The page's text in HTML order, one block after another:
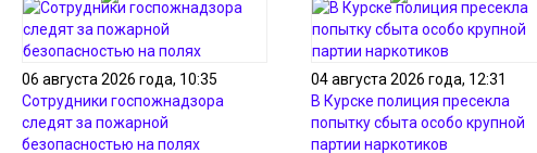
06 августа 2026 года, 10:35
Сотрудники госпожнадзора
следят за пожарной
безопасностью на полях
04 августа 2026 года, 12:31
В Курске полиция пресекла
попытку сбыта особо крупной
партии наркотиков